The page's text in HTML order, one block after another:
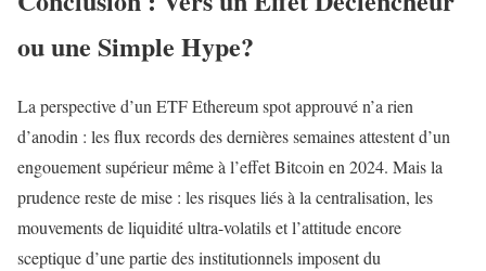
ou une Simple Hype?
La perspective d’un ETF Ethereum spot approuvé n’a rien
d’anodin : les flux records des dernières semaines attestent d’un
engouement supérieur même à l’effet Bitcoin en 2024. Mais la
prudence reste de mise : les risques liés à la centralisation, les
mouvements de liquidité ultra-volatils et l’attitude encore
sceptique d’une partie des institutionnels imposent du